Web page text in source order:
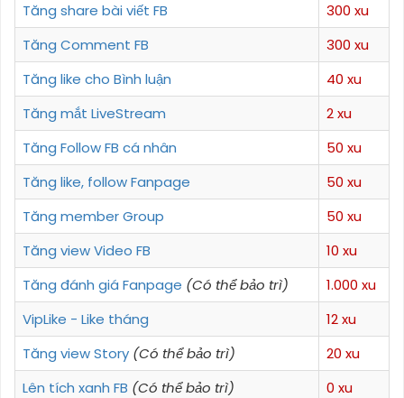
Tăng share bài viết FB
300 xu
Tăng Comment FB
300 xu
Tăng like cho Bình luận
40 xu
Tăng mắt LiveStream
2 xu
Tăng Follow FB cá nhân
50 xu
Tăng like, follow Fanpage
50 xu
Tăng member Group
50 xu
Tăng view Video FB
10 xu
Tăng đánh giá Fanpage (Có thể bảo trì)
1.000 xu
VipLike - Like tháng
12 xu
Tăng view Story (Có thể bảo trì)
20 xu
Lên tích xanh FB (Có thể bảo trì) 0 xu